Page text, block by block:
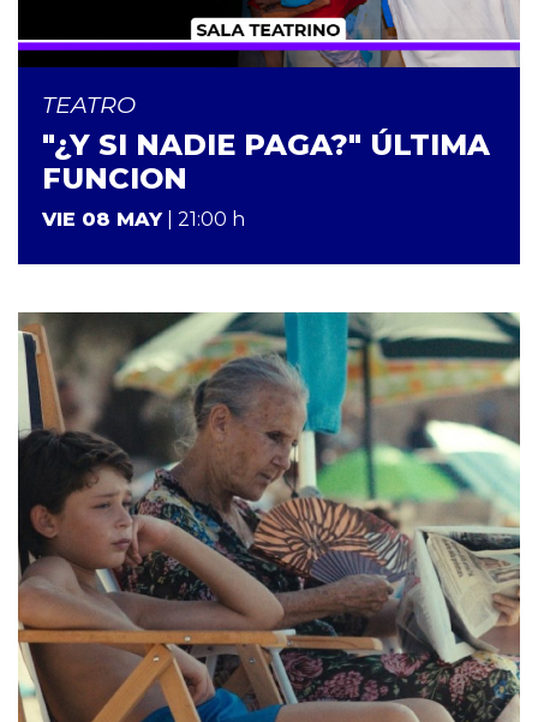
TEATRO
"¿Y SI NADIE PAGA?" ÚLTIMA
FUNCION
VIE 08 MAY| 21:00 h